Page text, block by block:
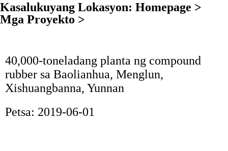
Kasalukuyang Lokasyon: Homepage >
Mga Proyekto >
40,000-toneladang planta ng compound
rubber sa Baolianhua, Menglun,
Xishuangbanna, Yunnan
Petsa: 2019-06-01